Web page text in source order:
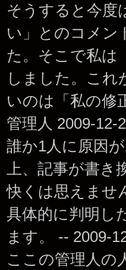
そうすると今度
い」とのコメン
た。そこで私は
しました。これ
いのは「私の修
管理人 2009-12-
誰か1人に原因
上、記事が書
快くは思えませ
具体的に判明し
ます。 -- 2009-
ここの管理人の